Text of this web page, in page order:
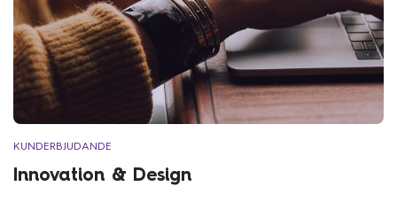
KUNDERBJUDANDE
Innovation & Design